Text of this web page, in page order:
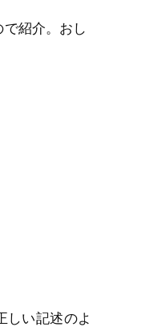
紹介。おし
い記述のよ